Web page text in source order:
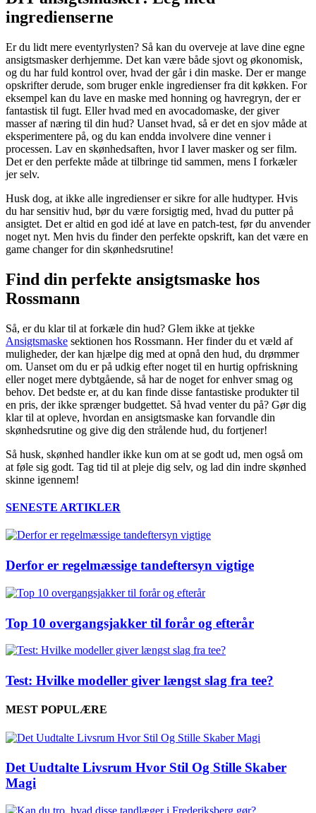
ingredienserne
Er du lidt mere eventyrlysten? Så kan du overveje at lave dine egne
ansigtsmasker derhjemme. Det kan være både sjovt og økonomisk,
og du har fuld kontrol over, hvad der går i din maske. Der er mange
opskrifter derude, som bruger enkle ingredienser fra dit køkken. For
eksempel kan du lave en maske med honning og havregryn, der er
fantastisk til fugt. Eller hvad med en avocadomaske, der giver
masser af næring til din hud? Uanset hvad, så er det en sjov måde at
eksperimentere på, og du kan endda involvere dine venner i
processen. Lav en skønhedsaften, hvor I laver masker og ser film.
Det er den perfekte måde at tilbringe tid sammen, mens I forkæler
jer selv.
Husk dog, at ikke alle ingredienser er sikre for alle hudtyper. Hvis
du har sensitiv hud, bør du være forsigtig med, hvad du putter på
ansigtet. Det er altid en god idé at lave en patch-test, før du anvender
noget nyt. Men hvis du finder den perfekte opskrift, kan det være en
game changer for din skønhedsrutine!
Find din perfekte ansigtsmaske hos
Rossmann
Så, er du klar til at forkæle din hud? Glem ikke at tjekke
Ansigtsmaske sektionen hos Rossmann. Her finder du et væld af
muligheder, der kan hjælpe dig med at opnå den hud, du drømmer
om. Uanset om du er på udkig efter noget til en hurtig opfriskning
eller noget mere dybtgående, så har de noget for enhver smag og
behov. Det bedste er, at du kan finde disse fantastiske produkter til
en pris, der ikke sprænger budgettet. Så hvad venter du på? Gør dig
klar til at opleve, hvordan en ansigtsmaske kan forvandle din
skønhedsrutine og give dig den strålende hud, du fortjener!
Så husk, skønhed handler ikke kun om at se godt ud, men også om
at føle sig godt. Tag tid til at pleje dig selv, og lad din indre skønhed
skinne igennem!
SENESTE ARTIKLER
Derfor er regelmæssige tandeftersyn vigtige
Top 10 overgangsjakker til forår og efterår
Test: Hvilke modeller giver længst slag fra tee?
MEST POPULÆRE
Det Uudtalte Livsrum Hvor Stil Og Stille Skaber
Magi